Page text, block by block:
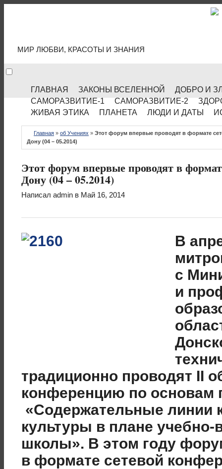
МИР ЛЮБВИ, КРАСОТЫ И ЗНАНИЯ
ГЛАВНАЯ ЗАКОНЫ ВСЕЛЕННОЙ
ДОБРО И
САМОРАЗВИТИЕ-1
САМОРАЗВИТИЕ-2
ЖИВАЯ ЭТИКА
ПЛАНЕТА ЛЮДИ И ДАТЫ
Главная » об Учениях » Этот форум впервые проводят в формате
Дону (04 – 05.2014)
Этот форум впервые проводят в
Дону (04 – 05.2014)
Написал admin в Май 16, 2014
В
с
и
традиционно проводят II
конференцию по основам
«Содержательные линии
культуры в плане
школы». В этом году
в формате сетевой